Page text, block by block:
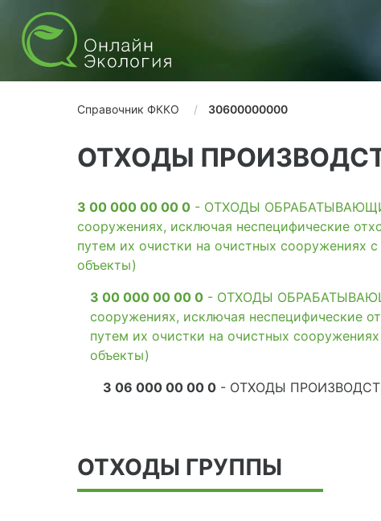
Справочник ФККО 30600000000
ОТХОДЫ
3 00 000 00 00 0 - ОТХОДЫ ОБРАБАТЫВАЮЩИХ
сооружениях, исключая неспецифические
путем их очистки на очистных сооружениях
объекты)
3 00 000 00 00 0 - ОТХОДЫ
сооружениях, исключая неспецифические
путем их очистки на очистных
объекты)
3 06 000 00 00 0 - ОТХОДЫ
ОТХОДЫ ГРУППЫ